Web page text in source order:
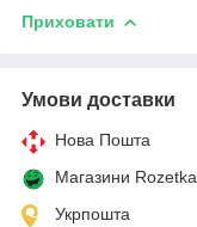
Приховати
Умови доставки
Нова Пошта
Магазини Rozetka
Укрпошта